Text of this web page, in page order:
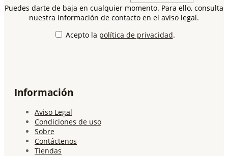
Puedes darte de baja en cualquier momento. Para ello, consulta
nuestra información de contacto en el aviso legal.
Acepto la política de privacidad.
Información
Aviso Legal
Condiciones de uso
Sobre
Contáctenos
Tiendas